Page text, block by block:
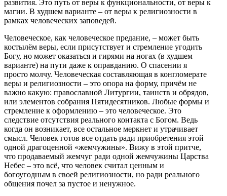
развития. Это путь от веры к функциональности, от веры к
магии. В худшем варианте – от веры к религиозности в
рамках человеческих заповедей.
Человеческое, как человеческое предание, – может быть
костылём веры, если присутствует и стремление угодить
Богу, но может оказаться и гирями на ногах (в худшем
варианте) на пути даже к оправданию. О спасении я
просто молчу. Человеческая составляющая в конгломерате
веры и религиозности – это опора на форму, причём не
важно какую: православной Литургии, таинств и обрядов,
или элементов собрания Пятидесятников. Любые формы и
стремление к оформлению – это человеческое. Это
следствие отсутствия реального контакта с Богом. Ведь
когда он возникает, все остальное меркнет и утрачивает
смысл. Человек готов все отдать ради приобретения этой
одной драгоценной «жемчужины». Вижу в этой притче,
что продаваемый жемчуг ради одной жемчужины Царства
Небес – это всё, что человек считал ценным и
богоугодным в своей религиозности, но ради реального
общения почел за пустое и ненужное.